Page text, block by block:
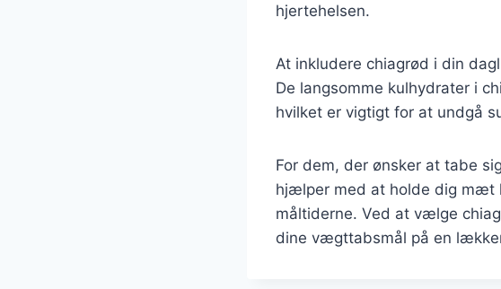
hjertehelsen.
At inkludere chiagrød i din
De langsomme kulhydrater i
hvilket er vigtigt for at undgå
For dem, der ønsker at tabe
hjælper med at holde dig mæt
måltiderne. Ved at vælge
dine vægttabsmål på en